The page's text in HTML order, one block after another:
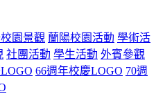
園景觀 蘭陽校園活動 學術活
社團活動 學生活動 外賓參觀
66週年校慶LOGO 70週